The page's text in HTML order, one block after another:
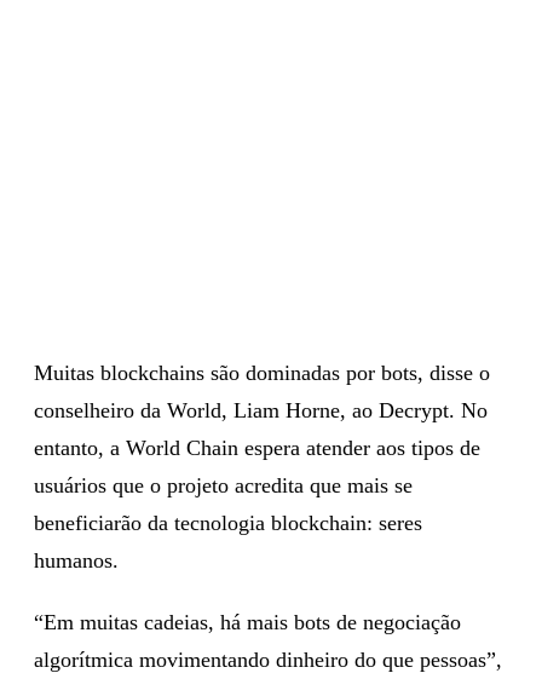
Muitas blockchains são dominadas por bots, disse o
conselheiro da World, Liam Horne, ao Decrypt. No
entanto, a World Chain espera atender aos tipos de
usuários que o projeto acredita que mais se
beneficiarão da tecnologia blockchain: seres
humanos.
“Em muitas cadeias, há mais bots de negociação
algorítmica movimentando dinheiro do que pessoas”,